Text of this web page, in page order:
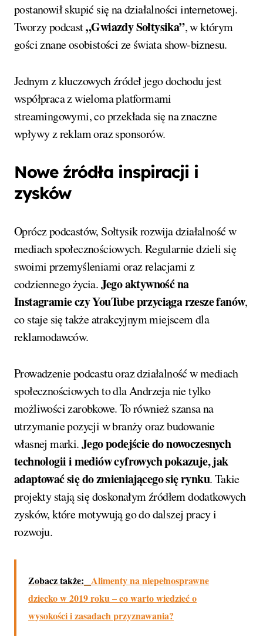
postanowił skupić się na działalności internetowej.
Tworzy podcast„Gwiazdy Sołtysika”, w którym
gości znane osobistości ze świata show-biznesu.
Jednym z kluczowych źródeł jego dochodu jest
współpraca z wieloma platformami
streamingowymi, co przekłada się na znaczne
wpływy z reklam oraz sponsorów.
Nowe źródła inspiracji i
zysków
Oprócz podcastów, Sołtysik rozwija działalność w
mediach społecznościowych. Regularnie dzieli się
swoimi przemyśleniami oraz relacjami z
codziennego życia.Jego aktywność na
Instagramie czy YouTube przyciąga rzesze fanów,
co staje się także atrakcyjnym miejscem dla
reklamodawców.
Prowadzenie podcastu oraz działalność w mediach
społecznościowych to dla Andrzeja nie tylko
możliwości zarobkowe. To również szansa na
utrzymanie pozycji w branży oraz budowanie
własnej marki.Jego podejście do nowoczesnych
technologii i mediów cyfrowych pokazuje, jak
adaptować się do zmieniającego się rynku. Takie
projekty stają się doskonałym źródłem dodatkowych
zysków, które motywują go do dalszej pracy i
rozwoju.
Zobacz także:
Alimenty na niepełnosprawne
dziecko w 2019 roku – co warto wiedzieć o
wysokości i zasadach przyznawania?